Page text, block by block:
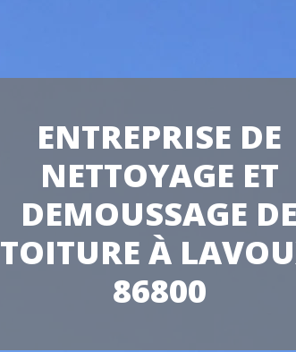
ENTREPRISE DE
NETTOYAGE ET
DEMOUSSAGE DE
TOITURE À
86800